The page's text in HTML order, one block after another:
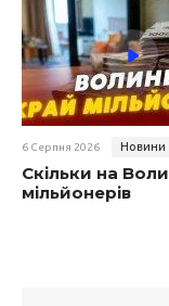
6 Серпня 2026 Новини
Скільки на
мільйонерів